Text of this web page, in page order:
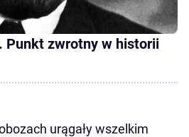
Punkt zwrotny w historii
urągały wszelkim